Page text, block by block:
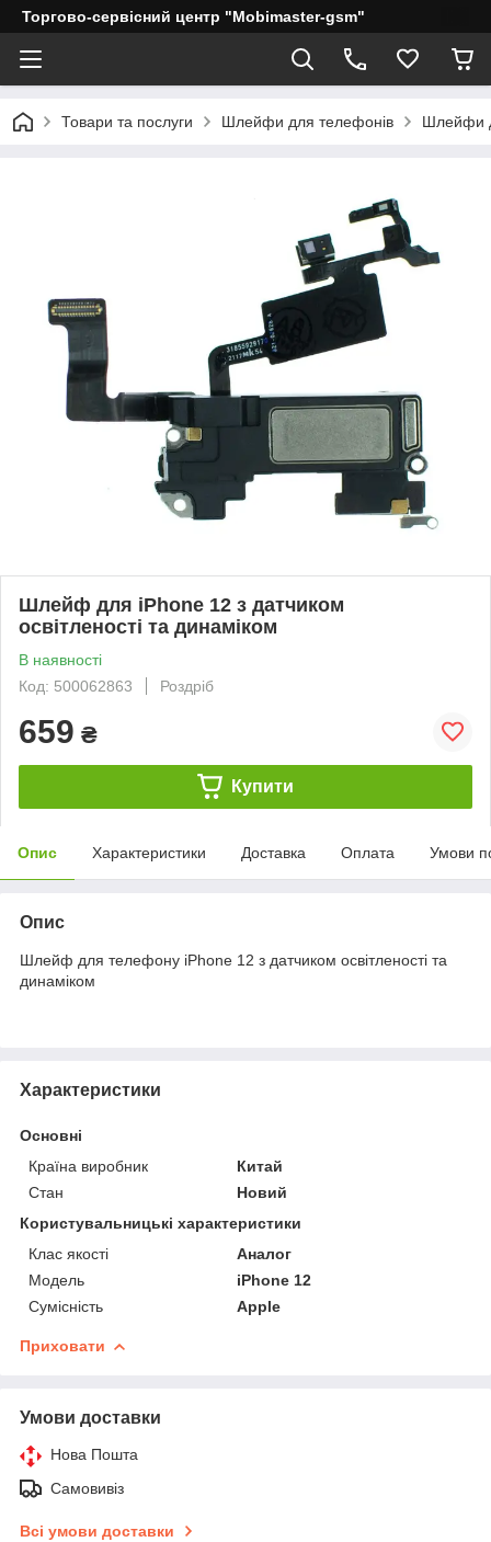
Торгово-сервісний центр "Mobimaster-gsm"
Товари та послуги Шлейфи для телефонів Шлейфи
Шлейф для iPhone 12 з датчиком
освітленості та динаміком
В наявності
Код: 500062863
Роздріб
659 ₴
Купити
Опис Характеристики Доставка Оплата Умови
Опис
Шлейф для телефону iPhone 12 з датчиком освітленості та
динаміком
Характеристики
Основні
Країна виробник
Китай
Стан
Новий
Користувальницькі характеристики
Клас якості
Аналог
Мoдель
iPhone 12
Сумісність
Apple
Приховати
Умови доставки
Нова Пошта
Самовивіз
Всі умови доставки